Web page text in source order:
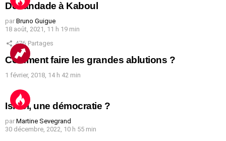
Débandade à Kaboul
par Bruno Guigue
18 août, 2021, 11 h 19 min
476 Partages
Comment faire les grandes ablutions ?
1 février, 2018, 14 h 42 min
Israël, une démocratie ?
par Martine Sevegrand
30 décembre, 2022, 10 h 55 min